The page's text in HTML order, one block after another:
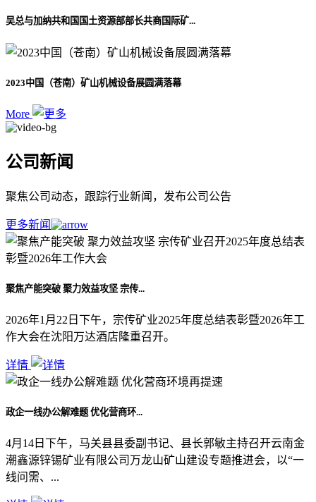
吴总与加纳共和国国土资源部部长共商国际矿...
2023中国（苍南）矿山机械设备展圆满落幕
More
公司新闻
聚焦公司动态，跟踪行业新闻，发布公司公告
更多新闻
聚焦产能突破 聚力效益攻坚 宗传...
2026年1月22日下午，宗传矿业2025年度总结表彰暨2026年工
作大会在沈阳万达酒店隆重召开。
详情
政企一线办公解难题 优化营商环...
4月14日下午，马关县县委副书记、县长郭敏主持召开云南金
潮鑫源锌锡矿业有限公司万龙山矿山建设专题推进会，以“一
线问需、...